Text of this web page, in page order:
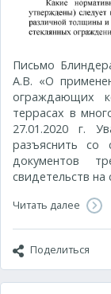
Письмо
А.В. «О
ограждающих
террасах в
27.01.2020 г.
разъяснить со
документов
свидетельств
Читать далее
Поделиться